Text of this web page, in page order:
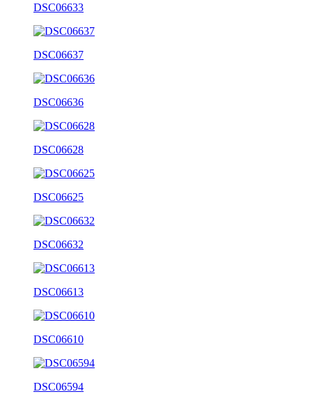
DSC06633
DSC06637
DSC06636
DSC06628
DSC06625
DSC06632
DSC06613
DSC06610
DSC06594